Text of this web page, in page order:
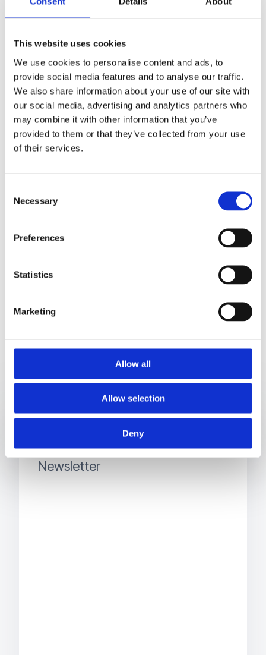
This website uses cookies
We use cookies to personalise content and ads, to
provide social media features and to analyse our traffic.
We also share information about your use of our site with
our social media, advertising and analytics partners who
may combine it with other information that you’ve
provided to them or that they’ve collected from your use
of their services.
Selection
Necessary
Preferences
Statistics
Marketing
Allow all
Allow selection
Deny
Langfristige Haltbarkeit: Nanostones keramische
Membranen sind auf eine Lebensdauer von 20
Algenblüten oder anderen Umweltbelastungen.
Vereinfachter Prozess: Nanostone reduziert die
Prozesskomplexität, indem unnötige
Vorbehandlungsschritte wie DAF und Medienfilter
entfallen. Die Technologie lässt sich zudem
problemlos in bestehende Anlagen nachrüsten,
wodurch Bauzeit und Ausfallzeiten der Anlage
minimiert werden.
Betreibern und Eigentümern zusammen, um diese
bahnbrechende Lösung in neue Entsalzungsprojekte
integrieren. Mit dieser Technologie können
Systeme verlängern.
Abonnieren Sie den Nanostone-
Newsletter